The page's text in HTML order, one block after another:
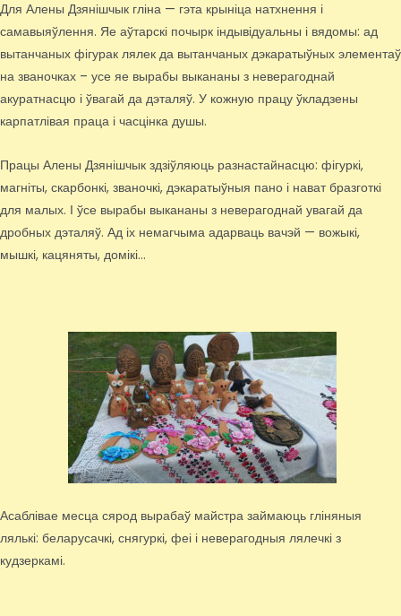
Для Алены Дзянішчык гліна — гэта крыніца натхнення і
самавыяўлення. Яе аўтарскі почырк індывідуальны і вядомы: ад
вытанчаных фігурак лялек да вытанчаных дэкаратыўных элементаў
на званочках – усе яе вырабы выкананы з неверагоднай
акуратнасцю і ўвагай да дэталяў. У кожную працу ўкладзены
карпатлівая праца і часцінка душы.
Працы Алены Дзянішчык здзіўляюць разнастайнасцю: фігуркі,
магніты, скарбонкі, званочкі, дэкаратыўныя пано і нават бразготкі
для малых. І ўсе вырабы выкананы з неверагоднай увагай да
дробных дэталяў. Ад іх немагчыма адарваць вачэй — вожыкі,
мышкі, кацяняты, домікі…
Асаблівае месца сярод вырабаў майстра займаюць гліняныя
лялькі: беларусачкі, снягуркі, феі і неверагодныя лялечкі з
кудзеркамі.